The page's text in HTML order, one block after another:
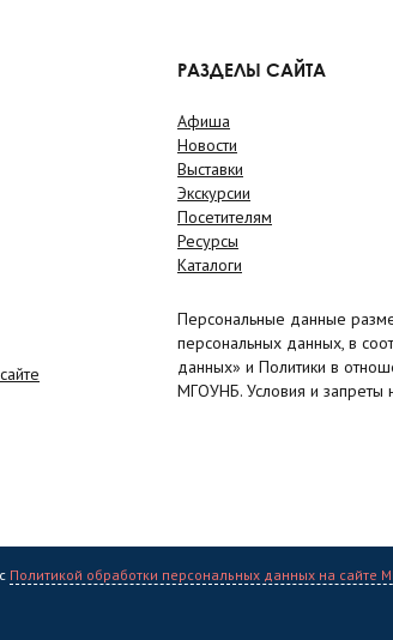
РАЗДЕЛЫ САЙТА
Афиша
Новости
Выставки
Экскурсии
Посетителям
Ресурсы
Каталоги
Персональные данные
персональных данных, в
данных» и Политики в
МГОУНБ. Условия и запреты
универсальная научная библиотека" (МГОУНБ)
Политикой обработки персональных данных на сайте